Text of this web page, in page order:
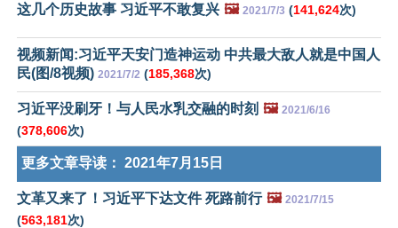
这几个历史故事 习近平不敢复兴 🖼️ 2021/7/3 (141,624次)
视频新闻:习近平天安门造神运动 中共最大敌人就是中国人
民(图/8视频) 2021/7/2 (185,368次)
习近平没刷牙！与人民水乳交融的时刻 🖼️ 2021/6/16
(378,606次)
更多文章导读： 2021年7月15日
文革又来了！习近平下达文件 死路前行 🖼️ 2021/7/15
(563,181次)